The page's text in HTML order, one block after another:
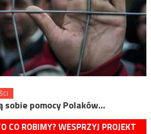
sobie pomocy Polaków…
CO ROBIMY? WESPRZYJ PROJEKT